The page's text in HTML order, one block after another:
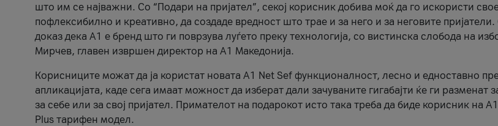
што им се најважни. Со “Подари на пријател”, секој корисник добива моќ да го искористи
пофлексибилно и креативно, да создаде вредност што трае и за него и за неговите
доказ дека А1 е бренд што ги поврзува луѓето преку технологија, со вистинска слобода на
Мирчев, главен извршен директор на А1 Македонија.
Корисниците можат да ја користат новата А1 Net Sef функционалност, лесно и едноставно
апликацијата, каде сега имаат можност да изберат дали зачуваните гигабајти ќе ги разменат
за себе или за свој пријател. Примателот на подарокот исто така треба да биде корисник на
Plus тарифен модел.